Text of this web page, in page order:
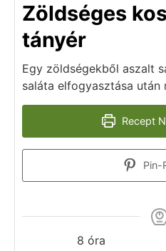
Zöldséges
tányér
Egy zöldségekből aszalt
saláta elfogyasztása után
Recept
Pin-
8 óra